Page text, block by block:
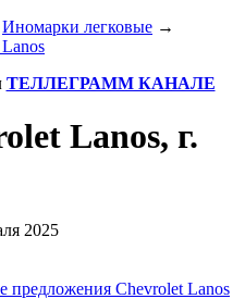
Иномарки легковые →
ТЕЛЛЕГРАММ КАНАЛЕ
Lanos, г.
2025
предложения Chevrolet Lanos